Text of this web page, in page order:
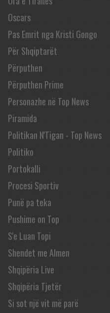
Oscars
Pas Emrit nga Kristi Gongo
Për Shqiptarët
Përputhen
Përputhen Prime
Personazhe në Top News
Piramida
Politikan N'Tigan - Top News
Politiko
Portokalli
Procesi Sportiv
Punë pa teka
Pushime on Top
S'e Luan Topi
Shendet me Almen
Shqipëria Live
Shqipëria Tjetër
Si sot një vit më parë